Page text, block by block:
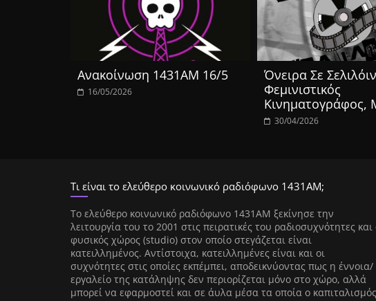
Ανακοίνωση 1431ΑΜ 16/5
16/05/2026
Όνειρα Σε
Φεμινιστικός
Κινηματογράφος,
30/04/2026
Τι είναι το ελεύθερο κοινωνικό ραδιόφωνο 1431ΑΜ;
Tο ελεύθερο κοινωνικό ραδιόφωνο 1431AM ξεκίνησε την
λειτουργία του το 2001 στις πειρατικές του ραδιοσυχνότητες και
φυσικός χώρος (studio) στον οποίο στεγάζεται είναι
κατειλλημένος. Αντίστοιχα, κατειλλημένες είναι και οι
συχνότητες στις οποίες εκπέμπει, αποδεικνύοντας πως η έννοια/
εργαλείο της κατάληψης δεν περιορίζεται μόνο στο χώρο, αλλά
μπορεί να εφαρμοστεί και σε άυλα μέσα τα οποία ο καπιταλισμός